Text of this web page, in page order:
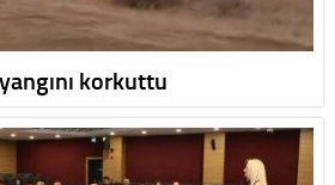
korkuttu